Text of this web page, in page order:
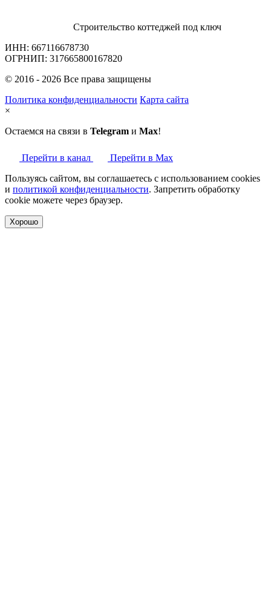
Строительство коттеджей под ключ
ИНН: 667116678730
ОГРНИП: 317665800167820
© 2016 - 2026 Все права защищены
Политика конфиденциальности Карта сайта
×
Остаемся на связи в Telegram и Max!
Перейти в канал
Перейти в Max
Пользуясь сайтом, вы соглашаетесь с использованием cookies
и политикой конфиденциальности. Запретить обработку
cookie можете через браузер.
Хорошо